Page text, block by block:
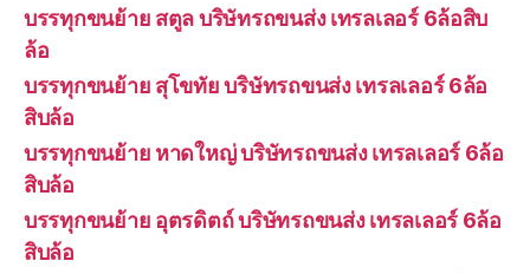
บรรทุกขนย้าย สตูล บริษัทรถขนส่ง เทรลเลอร์ 6ล้อสิบ
ล้อ
บรรทุกขนย้าย สุโขทัย บริษัทรถขนส่ง เทรลเลอร์ 6ล้อ
สิบล้อ
บรรทุกขนย้าย หาดใหญ่ บริษัทรถขนส่ง เทรลเลอร์ 6ล้อ
สิบล้อ
บรรทุกขนย้าย อุตรดิตถ์ บริษัทรถขนส่ง เทรลเลอร์ 6ล้อ
สิบล้อ